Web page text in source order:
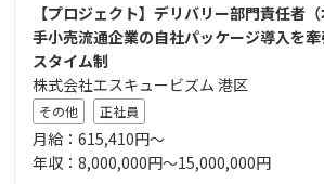
【プロジェクト】デリバリー部門責任者
手小売流通企業の自社パッケージ導入を
スタイム制
株式会社エスキュービズム 港区
その他 正社員
月給：615,410円～
年収：8,000,000円～15,000,000円